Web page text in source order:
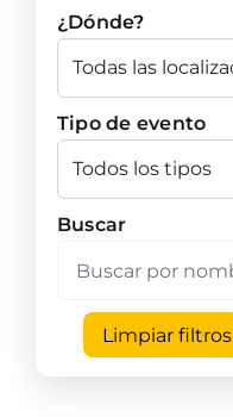
¿Dónde?
Tipo de evento
Buscar
Limpiar filtros